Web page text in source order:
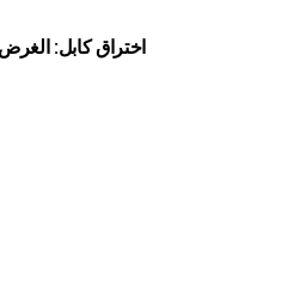
اختراق كابل: